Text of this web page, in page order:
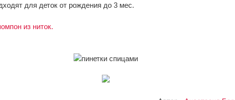
для деток от рождения до 3 мес.
из ниток.